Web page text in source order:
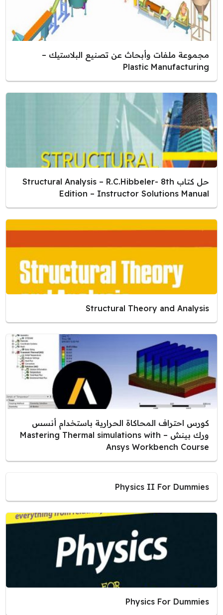
مجموعة ملفات وأبحاث عن تصنيع البلاستيك –
Plastic Manufacturing
حل كتاب Structural Analysis – R.C.Hibbeler- 8th
Edition – Instructor Solutions Manual
Structural Theory and Analysis
كورس احتراف المحاكاة الحرارية باستخدام أنسس
ورك بينش – Mastering Thermal simulations with
Ansys Workbench Course
Physics II For Dummies
Physics For Dummies